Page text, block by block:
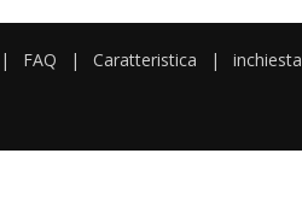
| FAQ | Caratteristica | inchiesta